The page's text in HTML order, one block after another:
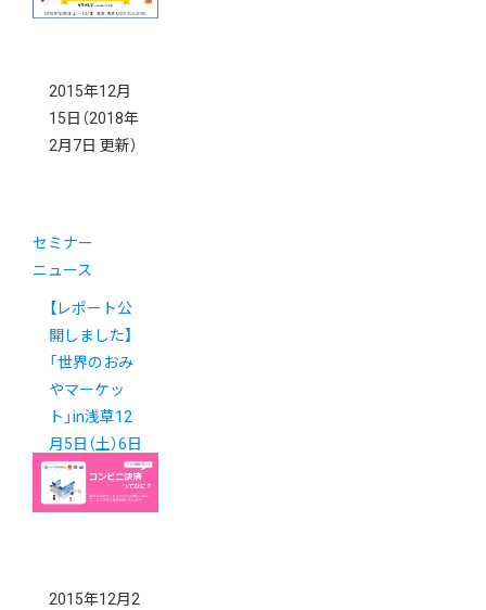
2015年12月
15日 （2018年
2月7日 更新）
セミナー
ニュース
【レポート公
開しました】
「世界のおみ
やマーケッ
ト」in浅草12
月5日（土）6日
（日 ）
2015年12月2